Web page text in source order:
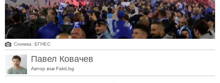
Снимка: БГНЕС
Павел Ковачев
Автор във Fakti.bg